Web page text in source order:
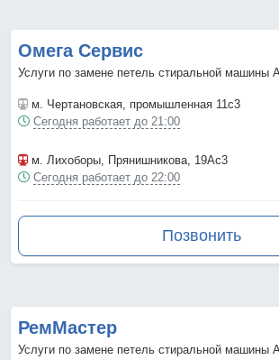
Омега Сервис
Услуги по замене петель стиральной машины
м. Чертановская, промышленная 11с3
Сегодня работает до 21:00
м. Лихоборы, Прянишникова, 19Ас3
Сегодня работает до 22:00
Позвонить
РемМастер
Услуги по замене петель стиральной машины